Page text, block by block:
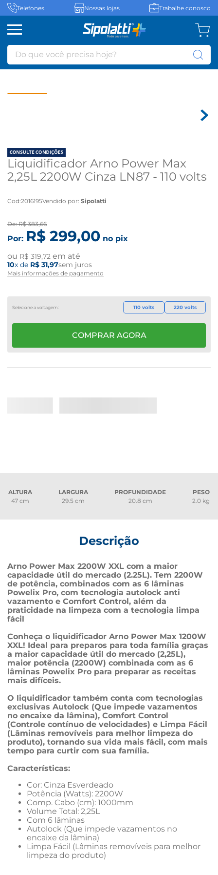
Telefones Nossas lojas Trabalhe conosco
Do que você precisa hoje?
Liquidificador Arno Power Max
2,25L 2200W Cinza LN87 - 110 volts
Cod:2016195Vendido por: Sipolatti
De:R$ 383,66
Por: R$ 299,00 no pix
ou R$ 319,72 em até
10x de R$ 31,97sem juros
Mais informações de pagamento
110 volts 220 volts
COMPRAR AGORA
ALTURA
47 cm
LARGURA
29.5 cm
PROFUNDIDADE
20.8 cm
PESO
2.0 kg
Descrição
Arno Power Max 2200W XXL com a maior
capacidade útil do mercado (2.25L). Tem 2200W
de potência, combinados com as 6 lâminas
Powelix Pro, com tecnologia autolock anti
vazamento e Comfort Control, além da
praticidade na limpeza com a tecnologia limpa
fácil
Conheça o liquidificador Arno Power Max 1200W
XXL! Ideal para preparos para toda família graças
a maior capacidade útil do mercado (2,25L),
maior potência (2200W) combinada com as 6
lâminas Powelix Pro para preparar as receitas
mais difíceis.
O liquidificador também conta com tecnologias
exclusivas Autolock (Que impede vazamentos
no encaixe da lâmina), Comfort Control
(Controle contínuo de velocidades) e Limpa Fácil
(Lâminas removíveis para melhor limpeza do
produto), tornando sua vida mais fácil, com mais
tempo para curtir com sua família.
Características:
Cor: Cinza Esverdeado
Potência (Watts): 2200W
Comp. Cabo (cm): 1000mm
Volume Total: 2,25L
Com 6 lâminas
Autolock (Que impede vazamentos no
encaixe da lâmina)
Limpa Fácil (Lâminas removíveis para melhor
limpeza do produto)